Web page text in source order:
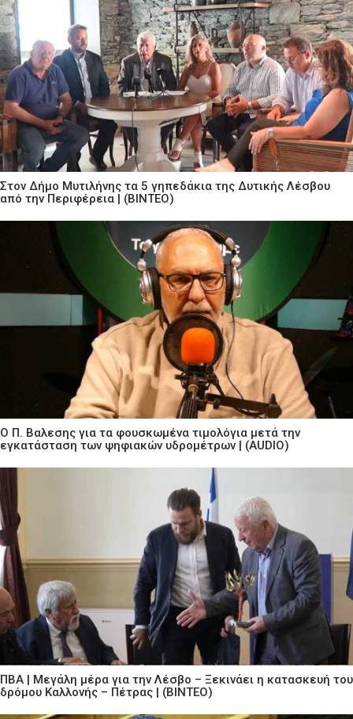
Στον Δήμο Μυτιλήνης τα 5 γηπεδάκια της Δυτικής Λέσβου
από την Περιφέρεια | (ΒΙΝΤΕΟ)
Ο Π. Βαλεσης για τα φουσκωμένα τιμολόγια μετά την
εγκατάσταση των ψηφιακών υδρομέτρων | (AUDIO)
ΠΒΑ | Μεγάλη μέρα για την Λέσβο – Ξεκινάει η κατασκευή του
δρόμου Καλλονής – Πέτρας | (ΒΙΝΤΕΟ)